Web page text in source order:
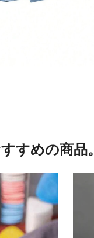
すめの商品。